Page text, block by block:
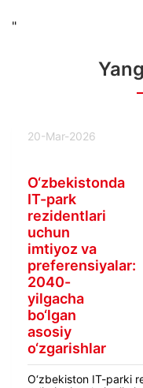
"
20-Mar-2026
O‘zbekistonda
IT-park
rezidentlari
uchun
imtiyoz va
preferensiyalar:
2040-
yilgacha
bo‘lgan
asosiy
o‘zgarishlar
O‘zbekiston IT-parki